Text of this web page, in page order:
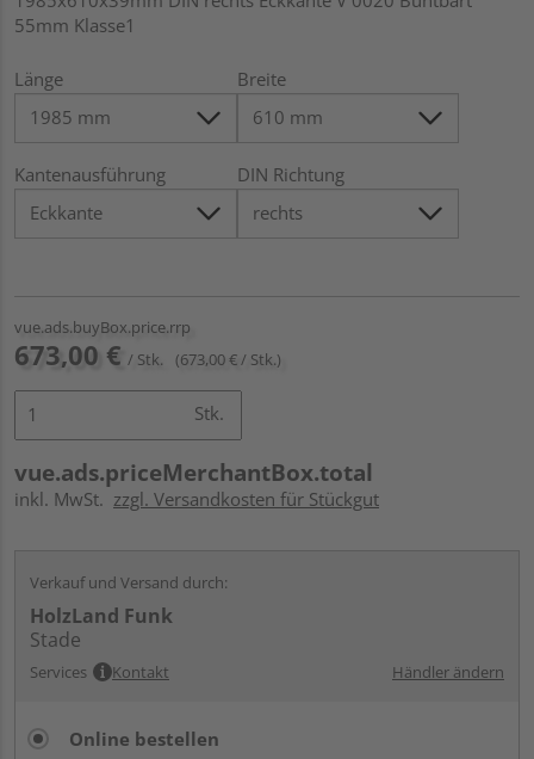
55mm Klasse1
Länge Breite
Kantenausführung DIN Richtung
vue.ads.buyBox.price.rrp
673,00 € / Stk. (673,00 € / Stk.)
Stk.
vue.ads.priceMerchantBox.total
inkl. MwSt. zzgl. Versandkosten für Stückgut
Verkauf und Versand durch:
HolzLand Funk
Stade
Services Kontakt Händler ändern
Online bestellen